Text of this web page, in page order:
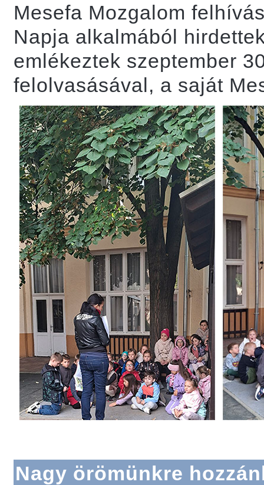
Mesefa Mozgalom
Napja alkalmából
emlékeztek szeptember
felolvasásával, a saját
Nagy örömünkre